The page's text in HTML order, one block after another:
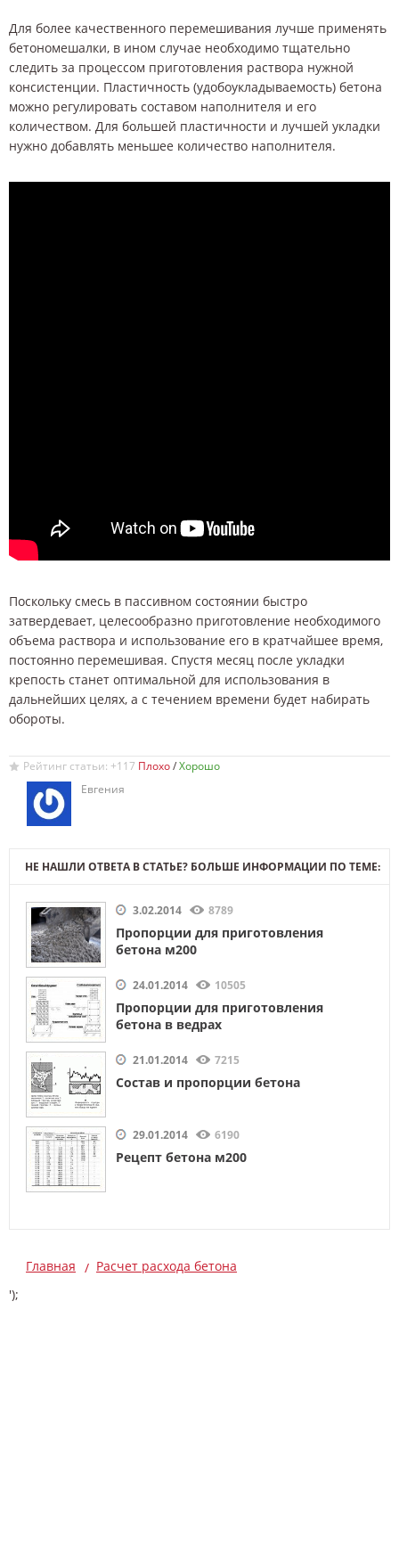
Для более качественного перемешивания лучше применять
бетономешалки, в ином случае необходимо тщательно
следить за процессом приготовления раствора нужной
консистенции. Пластичность (удобоукладываемость) бетона
можно регулировать составом наполнителя и его
количеством. Для большей пластичности и лучшей укладки
нужно добавлять меньшее количество наполнителя.
Поскольку смесь в пассивном состоянии быстро
затвердевает, целесообразно приготовление необходимого
объема раствора и использование его в кратчайшее время,
постоянно перемешивая. Спустя месяц после укладки
крепость станет оптимальной для использования в
дальнейших целях, а с течением времени будет набирать
обороты.
Рейтинг статьи: +117
/
Евгения
НЕ НАШЛИ ОТВЕТА В СТАТЬЕ? БОЛЬШЕ ИНФОРМАЦИИ ПО ТЕМЕ:
3.02.2014 8789
Пропорции для приготовления
бетона м200
24.01.2014 10505
Пропорции для приготовления
бетона в ведрах
21.01.2014 7215
Состав и пропорции бетона
29.01.2014 6190
Рецепт бетона м200
Главная
Расчет расхода бетона
');